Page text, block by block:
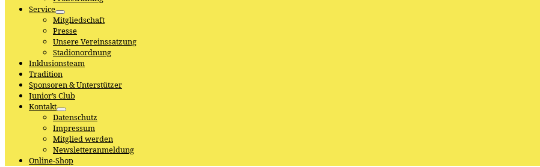
Service
Mitgliedschaft
Presse
Unsere Vereinssatzung
Stadionordnung
Inklusionsteam
Tradition
Sponsoren & Unterstützer
Junior’s Club
Kontakt
Datenschutz
Impressum
Mitglied werden
Newsletteranmeldung
Online-Shop